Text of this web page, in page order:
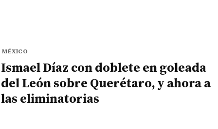
MÉXICO
Ismael Díaz con doblete en goleada
del León sobre Querétaro, y ahora a
las eliminatorias